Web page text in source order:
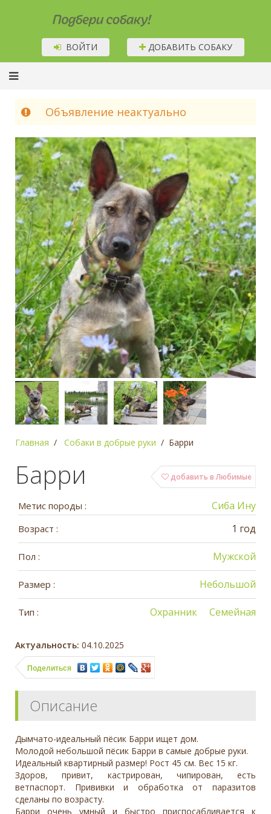
Подбери собаку!
ВОЙТИ ДОБАВИТЬ СОБАКУ
Объявление неактуально
Главная Собаки в добрые руки Барри
добавить в Любимые
Барри
Метис породы : Сиба Ину
Возраст : 1 год
Пол : Мужской
Размер : Небольшой
Тип : Семейная
Охранник
Актуальность: 04.10.2025
Поделиться
Описание
Дымчато-идеальный пёсик Барри ищет дом.
Молодой небольшой пёсик Барри в самые добрые руки.
Идеальный квартирный размер! Рост 45 см. Вес 15 кг.
Здоров, привит, кастрирован, чипирован, есть
ветпаспорт. Прививки и обработка от паразитов
сделаны по возрасту.
Барри очень умный и быстро приспосабливается к